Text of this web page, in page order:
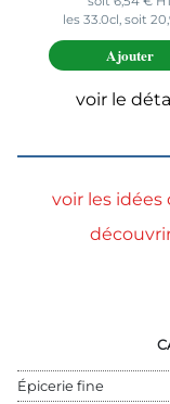
les 33.0cl, soit
Ajouter
voir le
voir les idées
Épicerie fine